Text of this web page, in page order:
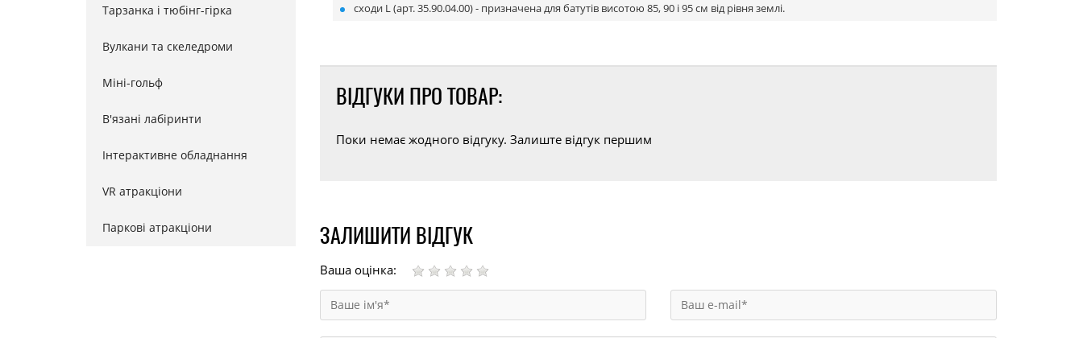
Тарзанка і тюбінг-гірка
Вулкани та скеледроми
Міні-гольф
В'язані лабіринти
Інтерактивне обладнання
VR атракціони
Паркові атракціони
сходи L (арт. 35.90.04.00) - призначена для батутів висотою 85, 90 і 95 см від рівня землі.
ВІДГУКИ ПРО ТОВАР:
Поки немає жодного відгуку. Залиште відгук першим
ЗАЛИШИТИ ВІДГУК
Ваша оцінка: